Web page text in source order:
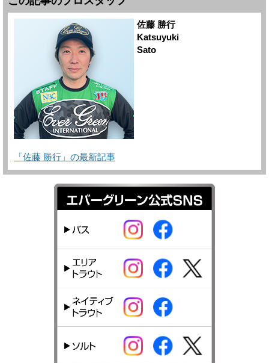
佐藤 勝行
Katsuyuki
Sato
「佐藤 勝行」の最新記事